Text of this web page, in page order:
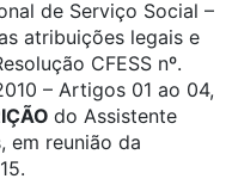
de Serviço Social –
atribuições legais e
CFESS nº.
– Artigos 01 ao 04,
do Assistente
em reunião da